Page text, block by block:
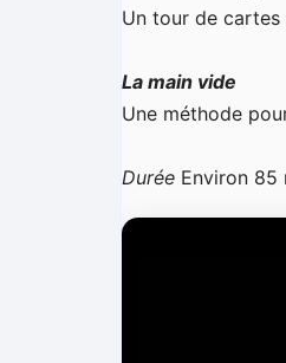
Un tour de cartes
La main vide
Une méthode
Durée Environ 85